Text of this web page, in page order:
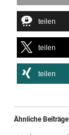
teilen
teilen
teilen
Ähnliche Beiträge